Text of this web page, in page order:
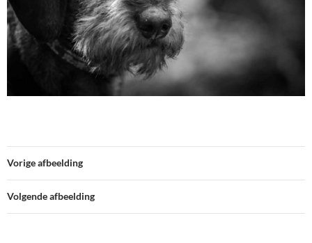
Vorige afbeelding
Volgende afbeelding